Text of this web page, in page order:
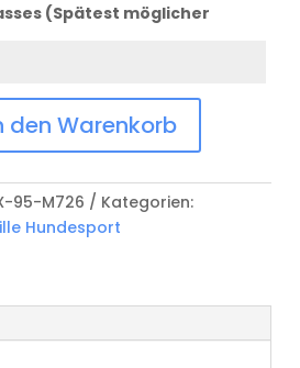
(Spätest möglicher
den Warenkorb
95-M726
Kategorien:
Hundesport